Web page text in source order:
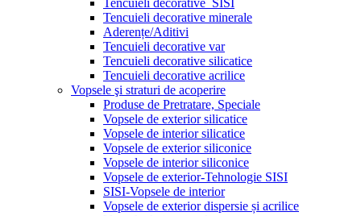
Tencuieli decorative minerale
Aderențe/Aditivi
Tencuieli decorative var
Tencuieli decorative silicatice
Tencuieli decorative acrilice
Vopsele şi straturi de acoperire
Produse de Pretratare, Speciale
Vopsele de exterior silicatice
Vopsele de interior silicatice
Vopsele de exterior siliconice
Vopsele de interior siliconice
Vopsele de exterior-Tehnologie SISI
SISI-Vopsele de interior
Vopsele de exterior dispersie și acrilice